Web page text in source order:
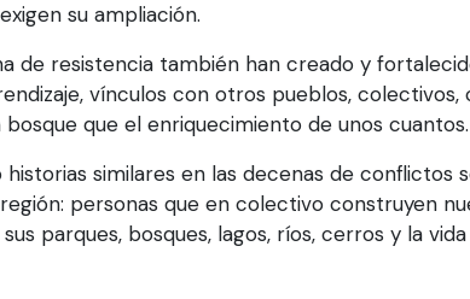
su ampliación.
de resistencia también han creado y
vínculos con otros pueblos,
que el enriquecimiento de unos cuantos.
similares en las decenas de conflictos
personas que en colectivo construyen
parques, bosques, lagos, ríos, cerros y la